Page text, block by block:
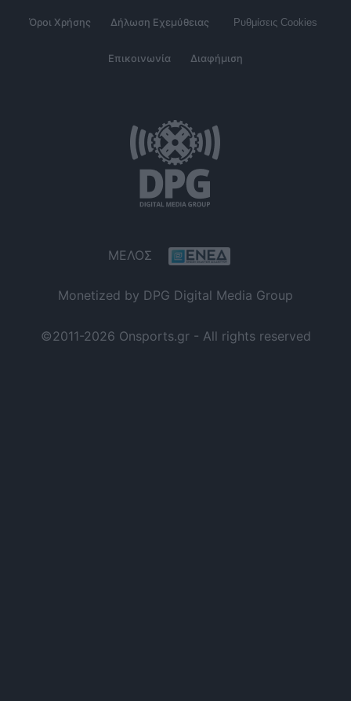
Όροι Χρήσης Δήλωση Εχεμύθειας Ρυθμίσεις Cookies
Επικοινωνία Διαφήμιση
ΜΕΛΟΣ
Monetized by DPG Digital Media Group
©2011-2026 Onsports.gr - All rights reserved